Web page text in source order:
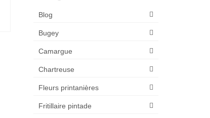
Blog
Bugey
Camargue
Chartreuse
Fleurs printanières
Fritillaire pintade